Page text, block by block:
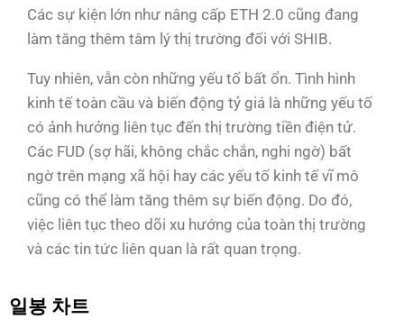
Các sự kiện lớn như nâng cấp ETH 2.0 cũng đang
làm tăng thêm tâm lý thị trường đối với SHIB.
Tuy nhiên, vẫn còn những yếu tố bất ổn. Tình hình
kinh tế toàn cầu và biến động tỷ giá là những yếu tố
có ảnh hưởng liên tục đến thị trường tiền điện tử.
Các FUD (sợ hãi, không chắc chắn, nghi ngờ) bất
ngờ trên mạng xã hội hay các yếu tố kinh tế vĩ mô
cũng có thể làm tăng thêm sự biến động. Do đó,
việc liên tục theo dõi xu hướng của toàn thị trường
và các tin tức liên quan là rất quan trọng.
일봉 차트